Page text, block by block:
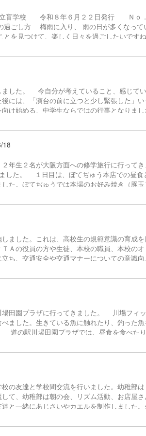
立盲学校 令和８年６月２２日発行 Ｎｏ
し方 梅雨に入り、 雨の日が多くなって
を見つけて、楽しく日々を過ごしたいです
ごせました。 校外学習【小学部】 ６年生
ていった花を液体窒素で凍らせる実験を興味
学校間交流【幼稚部・小学部】 幼稚部と小
と道の駅川場田園プラザへ行ってきました
いました。釣った魚を炭焼きしておい...
した。 今自分が考えていること、感じてい
には、「演台の前に立つと少し緊張した」
け始める、中学生ならではの行事となりまし
18
生２名が大阪方面への修学旅行に行ってき
した。 １日目は、ぼてぢゅう本店での昼食
た。ぼてぢゅうでは本場のお好み焼き（豚
包まれ、お腹を抱えて大笑い、プロの話芸
で、いろいろなアトラクションに乗
間を過ごしました。特に話題の「ジュラシッ
夕食のオムライスは忘れられない味になりま
ヌードルミ...
ました。これは、高校生の規範意識の育成を
Ａの役員の方や生徒、本校の職員、本校の
ち、交通安全や交通マナーについての意識
田園プラザに行ってきました。 川場フィ
ました。生きている魚に触れたり、釣った
道の駅川場田園プラザでは、昼食を食べた
の友達と学校間交流を行いました。幼稚部は
て、幼稚部は朝の会、リズム活動、お店屋さ
と一緒にあじさいやカエルを制作しました